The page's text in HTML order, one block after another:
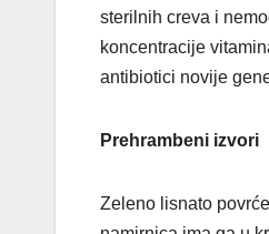
sterilnih creva i
koncentracije
antibiotici novije
Prehrambeni izvori
Zeleno lisnato